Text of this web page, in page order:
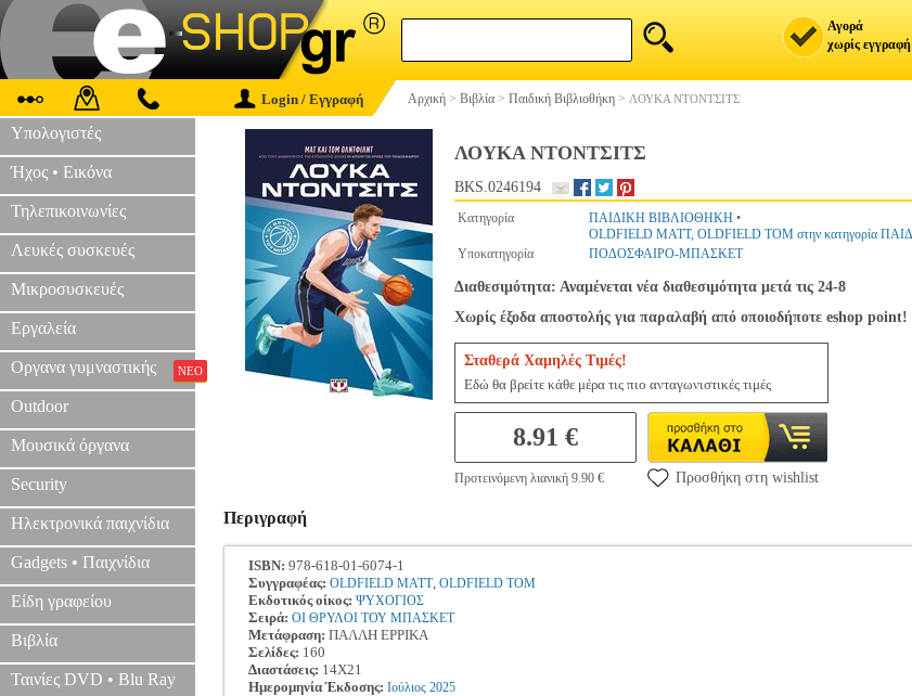
Αγορά
χωρίς εγγραφή
Login / Εγγραφή Αρχική > Βιβλία > Παιδική Βιβλιοθήκη > ΛΟΥΚΑ ΝΤΟΝΤΣΙΤΣ
Υπολογιστές
Ήχος • Εικόνα
Τηλεπικοινωνίες
Λευκές συσκευές
Μικροσυσκευές
Εργαλεία
Οργανα γυμναστικής ΝΕΟ
Outdoor
Μουσικά όργανα
Security
Ηλεκτρονικά παιχνίδια
Gadgets • Παιχνίδια
Είδη γραφείου
Βιβλία
Ταινίες DVD • Blu Ray
ΛΟΥΚΑ ΝΤΟΝΤΣΙΤΣ
BKS.0246194
Κατηγορία ΠΑΙΔΙΚΗ ΒΙΒΛΙΟΘΗΚΗ •
OLDFIELD MATT, OLDFIELD TOM στην κατηγορία
Υποκατηγορία
ΠΟΔΟΣΦΑΙΡΟ-ΜΠΑΣΚΕΤ
Διαθεσιμότητα: Αναμένεται νέα διαθεσιμότητα μετά τις 24-8
Χωρίς έξοδα αποστολής για παραλαβή από οποιοδήποτε eshop point!
Σταθερά Χαμηλές Τιμές!
Εδώ θα βρείτε κάθε μέρα τις πιο ανταγωνιστικές τιμές
8.91 €
Προτεινόμενη λιανική 9.90 € Προσθήκη στη wishlist
Περιγραφή
ISBN: 978-618-01-6074-1
Συγγραφέας: OLDFIELD MATT, OLDFIELD TOM
Εκδοτικός οίκος: ΨΥΧΟΓΙΟΣ
Σειρά: ΟΙ ΘΡΥΛΟΙ ΤΟΥ ΜΠΑΣΚΕΤ
Μετάφραση: ΠΑΛΛΗ ΕΡΡΙΚΑ
Σελίδες: 160
Διαστάσεις: 14Χ21
Ημερομηνία Έκδοσης: Ιούλιος 2025